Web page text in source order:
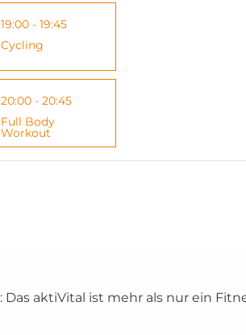
19:00 - 19:45
Cycling
20:00 - 20:45
Full Body
Workout
: Das aktiVital ist mehr als nur ein